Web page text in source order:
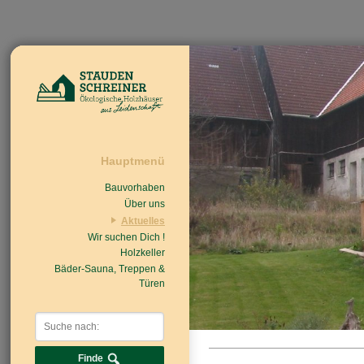
Hauptmenü
Bauvorhaben
Über uns
Aktuelles
Beiträge
Nachrichten/Einzug
Wir suchen Dich !
Holzkeller
Bäder-Sauna, Treppen &
Türen
Finde